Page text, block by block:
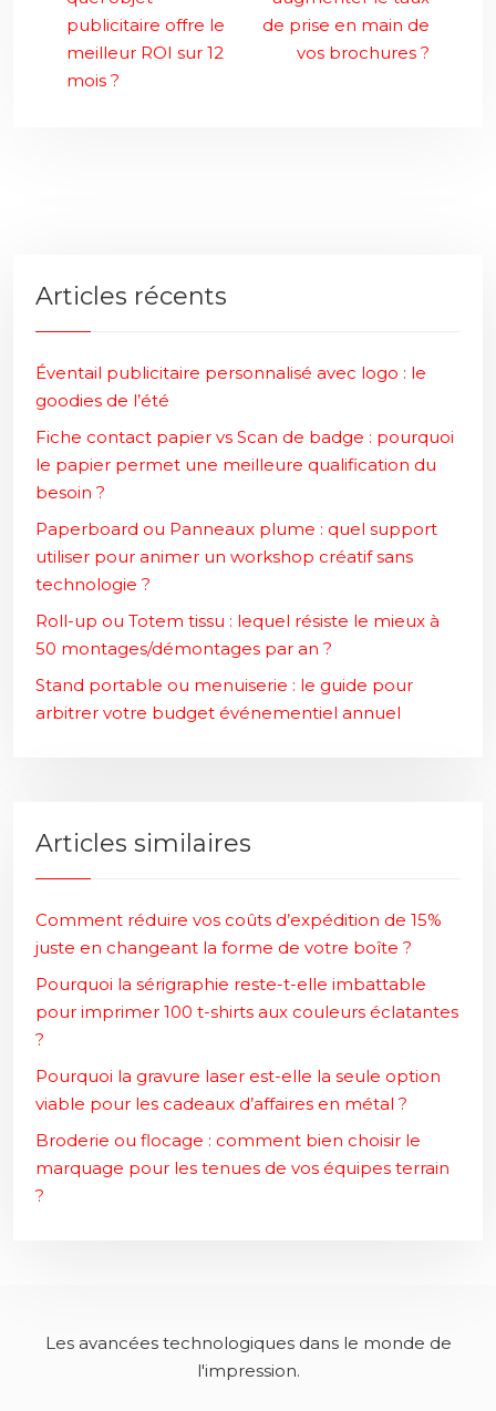
publicitaire offre le
meilleur ROI sur 12
mois ?
de prise en main de
vos brochures ?
Articles récents
Éventail publicitaire personnalisé avec logo : le
goodies de l’été
Fiche contact papier vs Scan de badge : pourquoi
le papier permet une meilleure qualification du
besoin ?
Paperboard ou Panneaux plume : quel support
utiliser pour animer un workshop créatif sans
technologie ?
Roll-up ou Totem tissu : lequel résiste le mieux à
50 montages/démontages par an ?
Stand portable ou menuiserie : le guide pour
arbitrer votre budget événementiel annuel
Articles similaires
Comment réduire vos coûts d’expédition de 15%
juste en changeant la forme de votre boîte ?
Pourquoi la sérigraphie reste-t-elle imbattable
pour imprimer 100 t-shirts aux couleurs éclatantes
?
Pourquoi la gravure laser est-elle la seule option
viable pour les cadeaux d’affaires en métal ?
Broderie ou flocage : comment bien choisir le
marquage pour les tenues de vos équipes terrain
?
Les avancées technologiques dans le monde de
l'impression.